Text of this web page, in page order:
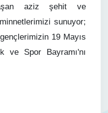
aziz şehit ve
sunuyor;
19 Mayıs
ve Spor Bayramı'nı